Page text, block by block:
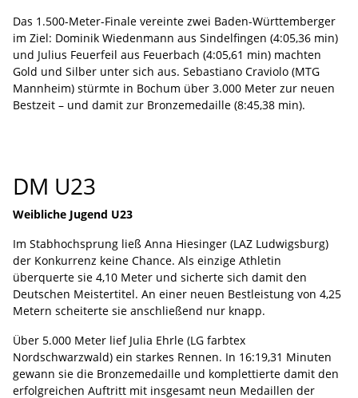
Das 1.500-Meter-Finale vereinte zwei Baden-Württemberger
im Ziel: Dominik Wiedenmann aus Sindelfingen (4:05,36 min)
und Julius Feuerfeil aus Feuerbach (4:05,61 min) machten
Gold und Silber unter sich aus. Sebastiano Craviolo (MTG
Mannheim) stürmte in Bochum über 3.000 Meter zur neuen
Bestzeit – und damit zur Bronzemedaille (8:45,38 min).
DM U23
Weibliche Jugend U23
Im Stabhochsprung ließ Anna Hiesinger (LAZ Ludwigsburg)
der Konkurrenz keine Chance. Als einzige Athletin
überquerte sie 4,10 Meter und sicherte sich damit den
Deutschen Meistertitel. An einer neuen Bestleistung von 4,25
Metern scheiterte sie anschließend nur knapp.
Über 5.000 Meter lief Julia Ehrle (LG farbtex
Nordschwarzwald) ein starkes Rennen. In 16:19,31 Minuten
gewann sie die Bronzemedaille und komplettierte damit den
erfolgreichen Auftritt mit insgesamt neun Medaillen der